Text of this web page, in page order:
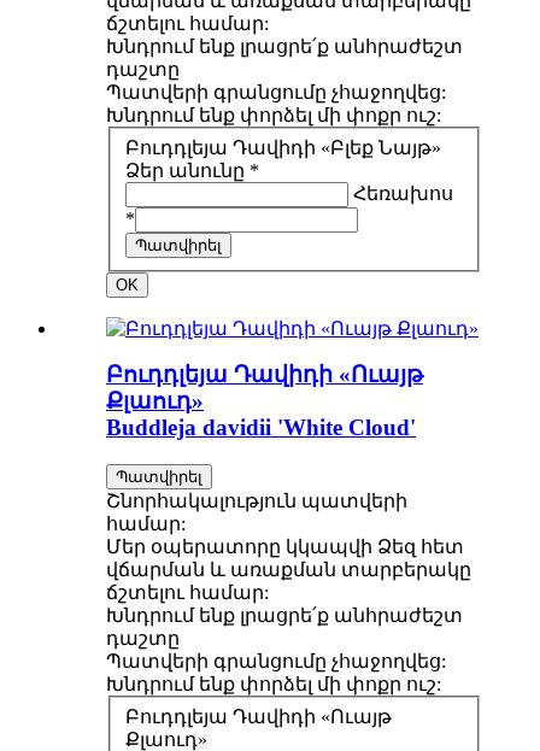
ճշտելու համար:
Խնդրում ենք լրացրե՛ք անհրաժեշտ
դաշտը
Պատվերի գրանցումը չհաջողվեց:
Խնդրում ենք փորձել մի փոքր ուշ:
Բուդդլեյա Դավիդի «Բլեք Նայթ»
Ձեր անունը *
Հեռախոս
*
Պատվիրել
OK
Բուդդլեյա Դավիդի «Ուայթ
Քլաուդ»
Buddleja davidii 'White Cloud'
Պատվիրել
Շնորհակալություն պատվերի
համար:
Մեր օպերատորը կկապվի Ձեզ հետ
վճարման և առաքման տարբերակը
ճշտելու համար:
Խնդրում ենք լրացրե՛ք անհրաժեշտ
դաշտը
Պատվերի գրանցումը չհաջողվեց:
Խնդրում ենք փորձել մի փոքր ուշ:
Բուդդլեյա Դավիդի «Ուայթ
Քլաուդ»